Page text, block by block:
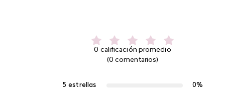
0 calificación promedio
(0 comentarios)
5 estrellas
0%